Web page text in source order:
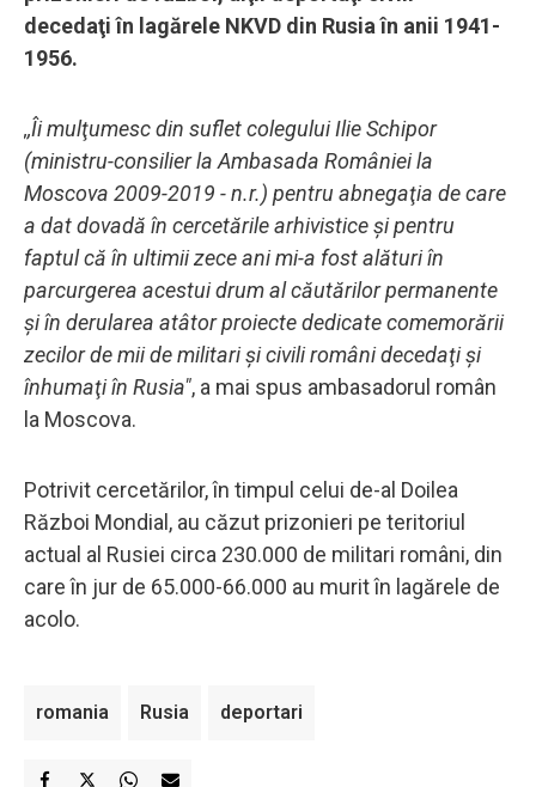
decedaţi în lagărele NKVD din Rusia în anii 1941-
1956.
,,Îi mulţumesc din suflet colegului Ilie Schipor
(ministru-consilier la Ambasada României la
Moscova 2009-2019 - n.r.) pentru abnegaţia de care
a dat dovadă în cercetările arhivistice şi pentru
faptul că în ultimii zece ani mi-a fost alături în
parcurgerea acestui drum al căutărilor permanente
şi în derularea atâtor proiecte dedicate comemorării
zecilor de mii de militari şi civili români decedaţi şi
înhumaţi în Rusia", a mai spus ambasadorul român
la Moscova.
Potrivit cercetărilor, în timpul celui de-al Doilea
Război Mondial, au căzut prizonieri pe teritoriul
actual al Rusiei circa 230.000 de militari români, din
care în jur de 65.000-66.000 au murit în lagărele de
acolo.
romania Rusia deportari